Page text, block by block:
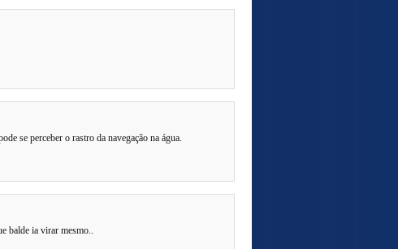
se perceber o rastro da navegação na água.
balde ia virar mesmo..